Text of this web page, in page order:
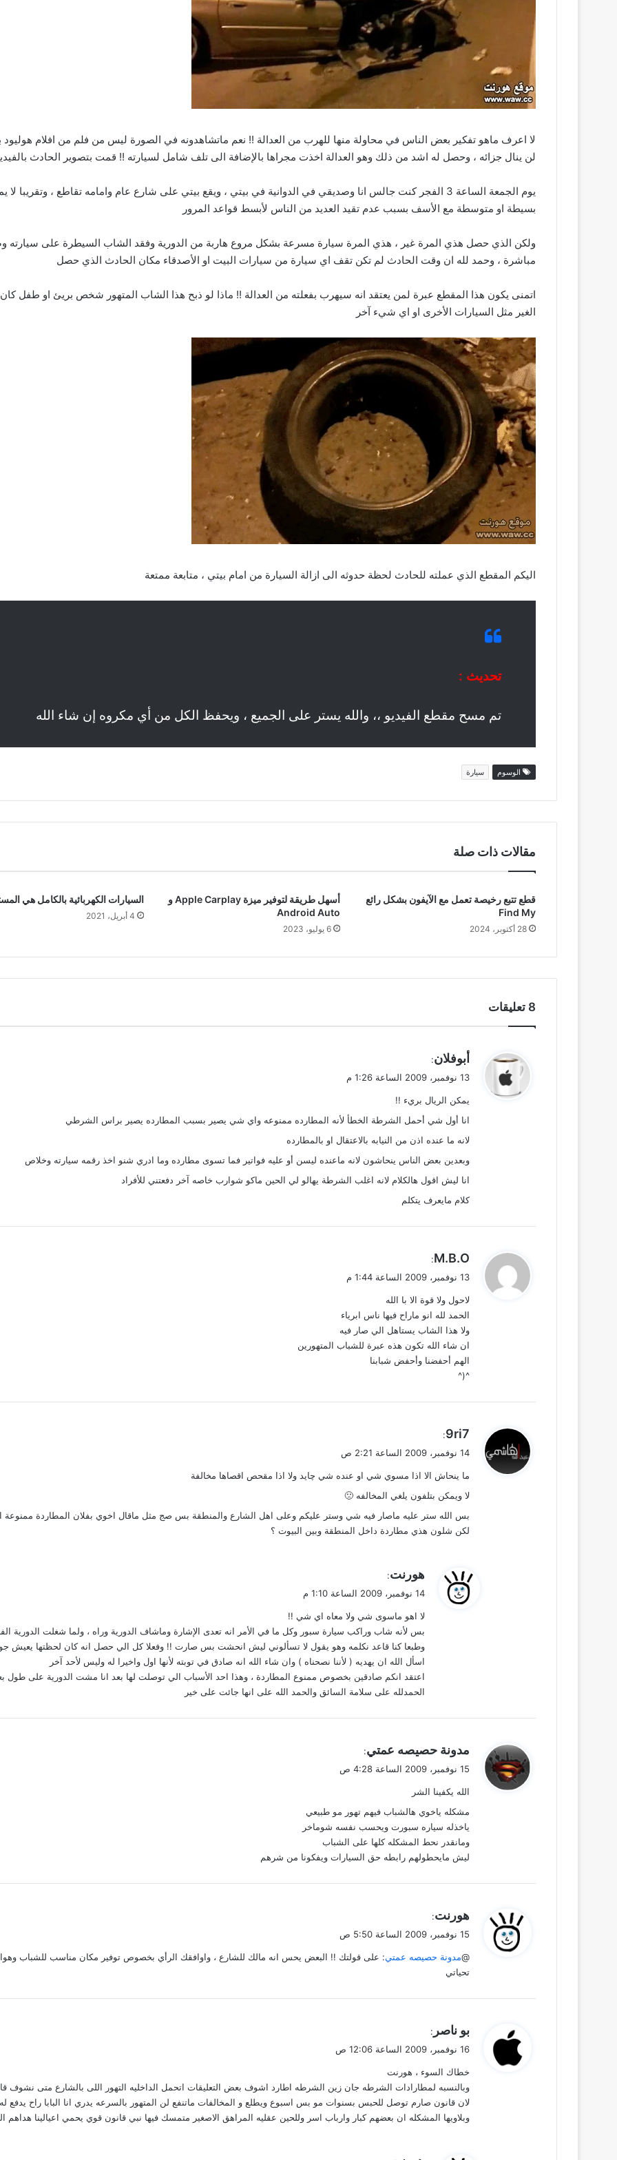
لا اعرف ماهو تفكير بعض الناس في محاولة منها للهرب من العدالة !! نعم ماتشاهدونه في الصورة ليس من فلم من افلام
لن ينال جزائه ، وحصل له اشد من ذلك وهو العدالة اخذت مجراها بالإضافة الى تلف شامل لسيارته !! قمت بتصوير الحادث
يوم الجمعة الساعة 3 الفجر كنت جالس انا وصديقي في الدوانية في بيتي ، ويقع بيتي على شارع عام وامامه تقاطع ،
بسيطة او متوسطة مع الأسف بسبب عدم تقيد العديد من الناس لأبسط قواعد المرور
ولكن الذي حصل هذي المرة غير ، هذي المرة سيارة مسرعة بشكل مروع هاربة من الدورية وفقد الشاب السيطرة على سيارته
مباشرة ، وحمد لله ان وقت الحادث لم تكن تقف اي سيارة من سيارات البيت او الأصدقاء مكان الحادث الذي حصل
اتمنى يكون هذا المقطع عبرة لمن يعتقد انه سيهرب بفعلته من العدالة !! ماذا لو ذبح هذا الشاب المتهور شخص بريئ او طفل
الغير مثل السيارات الأخرى او اي شيء آخر
اليكم المقطع الذي عملته للحادث لحظة حدوثه الى ازالة السيارة من امام بيتي ، متابعة ممتعة
تحديث :
تم مسح مقطع الفيديو ،، والله يستر على الجميع ، ويحفظ الكل من أي مكروه إن شاء الله
الوسوم سيارة
مقالات ذات صلة
قطع تتبع رخيصة تعمل مع الآيفون بشكل رائع
Find My
28 أكتوبر، 2024
أسهل طريقة لتوفير ميزة Apple Carplay و
Android Auto
6 يوليو، 2023
السيارات الكهربائية بالكامل هي
4 أبريل، 2021
‫8 تعليقات
ي
ل
أبوفلان:
13 نوفمبر، 2009 الساعة 1:26 م
يمكن الريال بريء !!
انا أول شي أحمل الشرطة الخطأ لأنه المطارده ممنوعه واي شي يصير بسبب المطارده يصير براس الشرطي
لانه ما عنده اذن من النيابه بالاعتقال او بالمطارده
وبعدين بعض الناس ينحاشون لانه ماعنده ليسن أو عليه فواتير فما تسوى مطارده وما ادري شنو اخذ رقمه سيارته وخلاص
انا ليش اقول هالكلام لانه اغلب الشرطة يهالو لي الحين ماكو شوارب خاصه آخر دفعتني للأفراد
كلام مايعرف يتكلم
ي
ل
M.B.O
:
13 نوفمبر، 2009 الساعة 1:44 م
لاحول ولا قوة الا با الله
الحمد لله انو ماراح فيها ناس ابرياء
ولا هذا الشاب يستاهل الي صار فيه
ان شاء الله تكون هذه عبرة للشباب المتهورين
الهم أحفضنا وأحفض شبابنا
^(^
ي
ل
9ri7
:
14 نوفمبر، 2009 الساعة 2:21 ص
ما ينحاش الا اذا مسوي شي او عنده شي چايد ولا اذا مقحص اقصاها مخالفة
لا ويمكن بتلفون يلغي المخالفه 🙁
بس الله ستر عليه ماصار فيه شي وستر عليكم وعلى اهل الشارع والمنطقة بس صج مثل ماقال اخوي بفلان المطاردة ممنوعة
لكن شلون هذي مطاردة داخل المنطقة وبين البيوت ؟
ل
هورنت:
14 نوفمبر، 2009 الساعة 1:10 م
لا اهو ماسوى شي ولا معاه اي شي !!
بس لأنه شاب وراكب سيارة سبور وكل ما في الأمر انه تعدى الإشارة وماشاف الدورية وراه ، ولما شغلت
وطبعا كنا قاعد نكلمه وهو يقول لا تسألوني ليش انحشت بس صارت !! وفعلا كل الي حصل انه كان لحظتها يعيش جو
اسأل الله ان يهديه ( لأننا نصحناه ) وان شاء الله انه صادق في توبته لأنها اول واخيرا له وليس لأحد آخر
اعتقد انكم صادقين بخصوص ممنوع المطاردة ، وهذا احد الأسباب الي توصلت لها بعد انا مشت الدورية على طول
الحمدلله على سلامة السائق والحمد الله على انها جائت على خير
ل
مدونة حصيصه عمتي:
15 نوفمبر، 2009 الساعة 4:28 ص
الله يكفينا الشر
مشكله ياخوي هالشباب فيهم تهور مو طبيعي
ياخذله سياره سبورت ويحسب نفسه شوماخر
ومانقدر نحط المشكله كلها على الشباب
ليش مايحطولهم رابطه حق السيارات ويفكونا من شرهم
ل
هورنت:
15 نوفمبر، 2009 الساعة 5:50 ص
@مدونة حصيصه عمتي: على قولتك !! البعض يحس انه مالك للشارع ، واوافقك الرأي بخصوص توفير مكان مناسب للشباب
تحياتي
ل
بو ناصر :
16 نوفمبر، 2009 الساعة 12:06 ص
خطاك السوء ، هورنت
وبالنسبه لمطارادات الشرطه جان زين الشرطه اطارد اشوف بعض التعليقات اتحمل الداخليه التهور اللى بالشارع متى نشوف
لان قانون صارم توصل للحبس بسنوات مو بس اسبوع ويطلع و المخالفات ماتنفع لن المتهور بالسرعه يدري انا البابا راح
وبلاويها المشكله ان بعضهم كبار وارباب اسر وللحين عقليه المراهق الاصغير متمسك فيها نبي قانون قوي يحمي اعيالينا هداهم